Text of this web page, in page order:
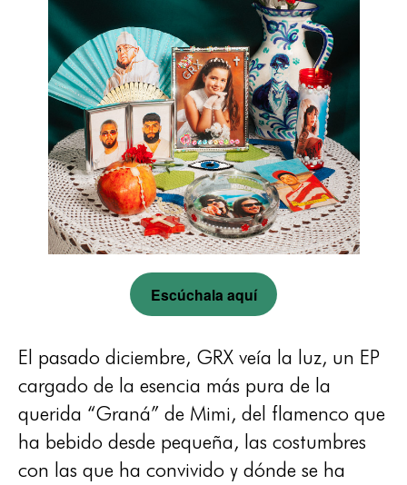
Escúchala aquí
El pasado diciembre, GRX veía la luz, un EP
cargado de la esencia más pura de la
querida “Graná” de Mimi, del flamenco que
ha bebido desde pequeña, las costumbres
con las que ha convivido y dónde se ha